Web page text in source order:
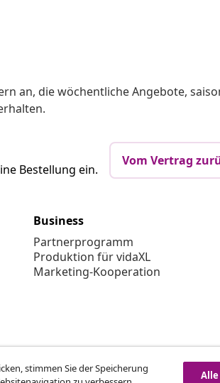
an, die wöchentliche Angebote,
Bestellung ein.
Vom Vertrag
Business
Partnerprogramm
Produktion für vidaXL
Marketing-Kooperation
stimmen Sie der Speicherung